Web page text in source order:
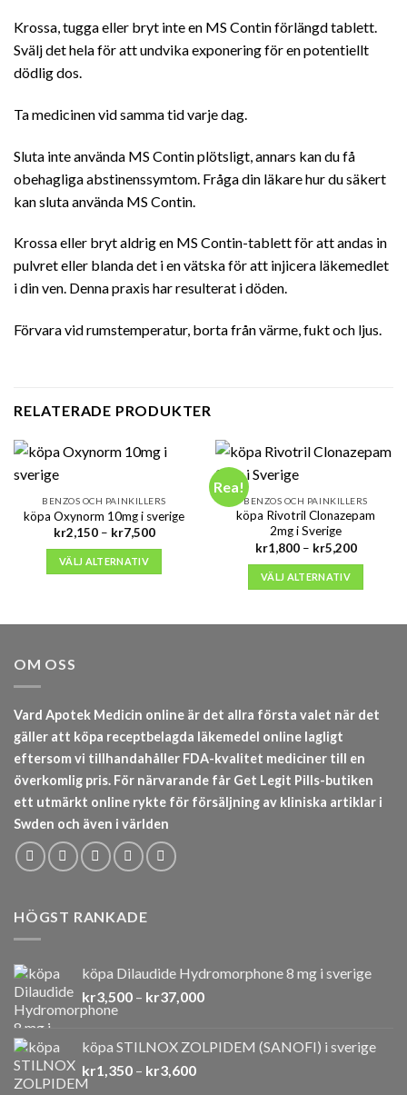
Krossa, tugga eller bryt inte en MS Contin förlängd tablett.
Svälj det hela för att undvika exponering för en potentiellt
dödlig dos.
Ta medicinen vid samma tid varje dag.
Sluta inte använda MS Contin plötsligt, annars kan du få
obehagliga abstinenssymtom. Fråga din läkare hur du säkert
kan sluta använda MS Contin.
Krossa eller bryt aldrig en MS Contin-tablett för att andas in
pulvret eller blanda det i en vätska för att injicera läkemedlet
i din ven. Denna praxis har resulterat i döden.
Förvara vid rumstemperatur, borta från värme, fukt och ljus.
RELATERADE PRODUKTER
BENZOS OCH PAINKILLERS
köpa Oxynorm 10mg i sverige
kr2,150 – kr7,500Prisintervall:
VÄLJ ALTERNATIV
Rea!
BENZOS OCH PAINKILLERS
köpa Rivotril Clonazepam
2mg i Sverige
kr1,800 – kr5,200
VÄLJ ALTERNATIV
OM OSS
Vard Apotek Medicin online är det allra första valet när det
gäller att köpa receptbelagda läkemedel online lagligt
eftersom vi tillhandahåller FDA-kvalitet mediciner till en
överkomlig pris. För närvarande får Get Legit Pills-butiken
ett utmärkt online rykte för försäljning av kliniska artiklar i
Swden och även i världen
HÖGST RANKADE
köpa Dilaudide Hydromorphone 8 mg i sverige
kr3,500 – kr37,000Prisintervall:
kr37,000
köpa STILNOX ZOLPIDEM (SANOFI) i sverige
kr1,350 – kr3,600Prisintervall: